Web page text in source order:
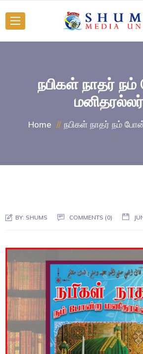
நபிகள் நாதர்
Home நபிகள் நாதர் நம்
BY: SHUMS COMMENTS (0)